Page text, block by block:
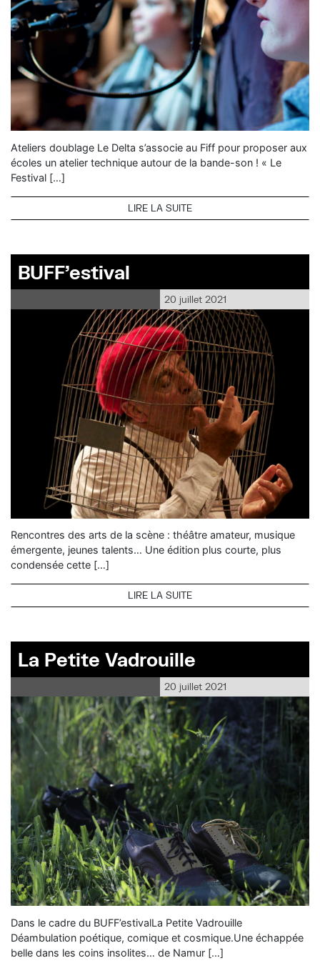
Ateliers doublage Le Delta s’associe au Fiff pour proposer aux
écoles un atelier technique autour de la bande-son ! « Le
Festival […]
LIRE LA SUITE
BUFF’estival
20 juillet 2021
Rencontres des arts de la scène : théâtre amateur, musique
émergente, jeunes talents… Une édition plus courte, plus
condensée cette […]
LIRE LA SUITE
La Petite Vadrouille
20 juillet 2021
Dans le cadre du BUFF’estivalLa Petite Vadrouille
Déambulation poétique, comique et cosmique.Une échappée
belle dans les coins insolites… de Namur […]